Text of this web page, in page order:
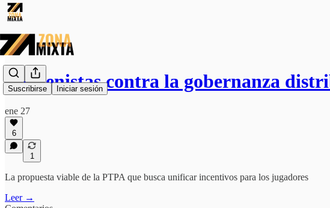
Suscribirse Iniciar sesión
Los tenistas contra la gobernanza
ene 27
6
1
La propuesta viable de la PTPA que busca unificar incentivos para los jugadores
Leer →